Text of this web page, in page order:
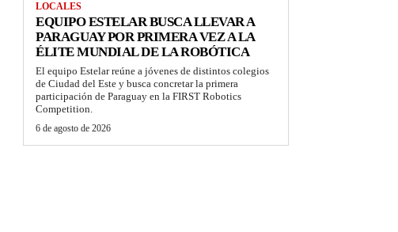
LOCALES
EQUIPO ESTELAR BUSCA LLEVAR A
PARAGUAY POR PRIMERA VEZ A LA
ÉLITE MUNDIAL DE LA ROBÓTICA
El equipo Estelar reúne a jóvenes de distintos colegios
de Ciudad del Este y busca concretar la primera
participación de Paraguay en la FIRST Robotics
Competition.
6 de agosto de 2026